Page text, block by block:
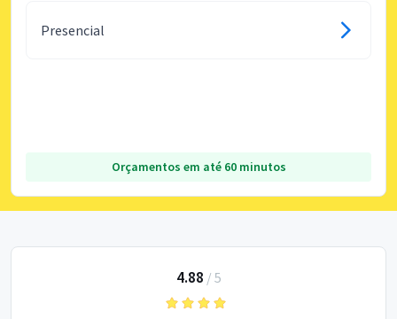
Presencial
Orçamentos em até 60 minutos
4.88 / 5